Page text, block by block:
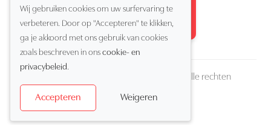
Copyright (c) 2026 Beleef Antwerpen. Alle rechten
voorbehouden
Wij gebruiken cookies om uw surfervaring te
verbeteren. Door op "Accepteren" te klikken,
ga je akkoord met ons gebruik van cookies
zoals beschreven in ons cookie- en
privacybeleid.
Accepteren Weigeren